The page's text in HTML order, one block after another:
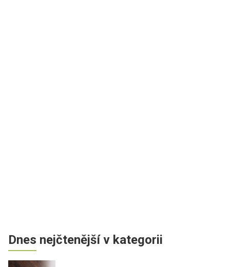
Dnes nejčtenější v kategorii